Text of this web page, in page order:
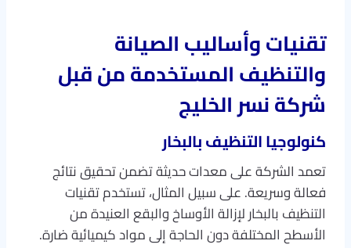
تقنيات وأساليب الصيانة
والتنظيف المستخدمة من قبل
شركة نسر الخليج
كنولوجيا التنظيف بالبخار
تعمد الشركة على معدات حديثة تضمن تحقيق نتائج
فعالة وسريعة. على سبيل المثال، تستخدم تقنيات
التنظيف بالبخار لإزالة الأوساخ والبقع العنيدة من
الأسطح المختلفة دون الحاجة إلى مواد كيميائية ضارة.